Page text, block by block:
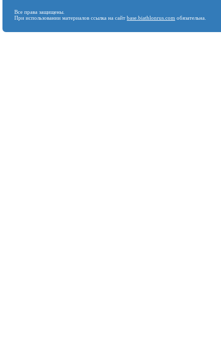
Все права защищены.
При использовании материалов ссылка на сайт base.biathlonrus.com обязательна.